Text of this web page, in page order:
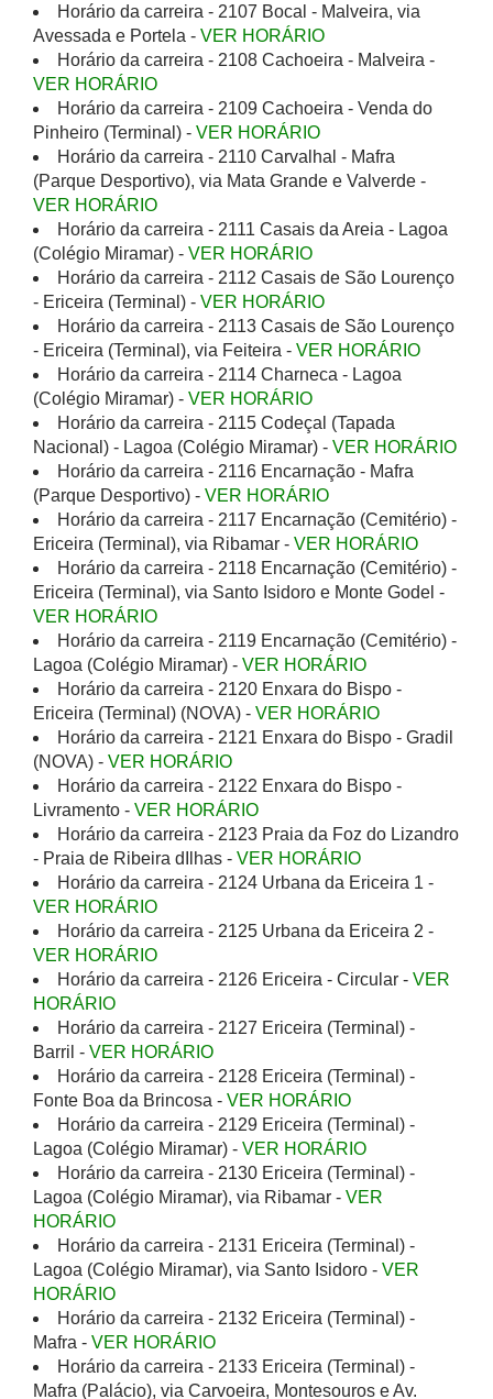
Horário da carreira - 2107 Bocal - Malveira, via
Avessada e Portela - VER HORÁRIO
Horário da carreira - 2108 Cachoeira - Malveira -
VER HORÁRIO
Horário da carreira - 2109 Cachoeira - Venda do
Pinheiro (Terminal) - VER HORÁRIO
Horário da carreira - 2110 Carvalhal - Mafra
(Parque Desportivo), via Mata Grande e Valverde -
VER HORÁRIO
Horário da carreira - 2111 Casais da Areia - Lagoa
(Colégio Miramar) - VER HORÁRIO
Horário da carreira - 2112 Casais de São Lourenço
- Ericeira (Terminal) - VER HORÁRIO
Horário da carreira - 2113 Casais de São Lourenço
- Ericeira (Terminal), via Feiteira - VER HORÁRIO
Horário da carreira - 2114 Charneca - Lagoa
(Colégio Miramar) - VER HORÁRIO
Horário da carreira - 2115 Codeçal (Tapada
Nacional) - Lagoa (Colégio Miramar) - VER HORÁRIO
Horário da carreira - 2116 Encarnação - Mafra
(Parque Desportivo) - VER HORÁRIO
Horário da carreira - 2117 Encarnação (Cemitério) -
Ericeira (Terminal), via Ribamar - VER HORÁRIO
Horário da carreira - 2118 Encarnação (Cemitério) -
Ericeira (Terminal), via Santo Isidoro e Monte Godel -
VER HORÁRIO
Horário da carreira - 2119 Encarnação (Cemitério) -
Lagoa (Colégio Miramar) - VER HORÁRIO
Horário da carreira - 2120 Enxara do Bispo -
Ericeira (Terminal) (NOVA) - VER HORÁRIO
Horário da carreira - 2121 Enxara do Bispo - Gradil
(NOVA) - VER HORÁRIO
Horário da carreira - 2122 Enxara do Bispo -
Livramento - VER HORÁRIO
Horário da carreira - 2123 Praia da Foz do Lizandro
- Praia de Ribeira dIlhas - VER HORÁRIO
Horário da carreira - 2124 Urbana da Ericeira 1 -
VER HORÁRIO
Horário da carreira - 2125 Urbana da Ericeira 2 -
VER HORÁRIO
Horário da carreira - 2126 Ericeira - Circular - VER
HORÁRIO
Horário da carreira - 2127 Ericeira (Terminal) -
Barril - VER HORÁRIO
Horário da carreira - 2128 Ericeira (Terminal) -
Fonte Boa da Brincosa - VER HORÁRIO
Horário da carreira - 2129 Ericeira (Terminal) -
Lagoa (Colégio Miramar) - VER HORÁRIO
Horário da carreira - 2130 Ericeira (Terminal) -
Lagoa (Colégio Miramar), via Ribamar - VER
HORÁRIO
Horário da carreira - 2131 Ericeira (Terminal) -
Lagoa (Colégio Miramar), via Santo Isidoro - VER
HORÁRIO
Horário da carreira - 2132 Ericeira (Terminal) -
Mafra - VER HORÁRIO
Horário da carreira - 2133 Ericeira (Terminal) -
Mafra (Palácio), via Carvoeira, Montesouros e Av.